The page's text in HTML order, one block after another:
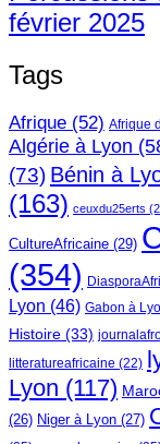
février 2025
Tags
Afrique (52) Afrique
Algérie à Lyon
(73) Bénin à
(163) ceuxdu25erts
CultureAfricaine (29)
(354)
Lyon (46) Gabon à
Histoire (33)
litteratureafricaine (22)
Lyon (117)
(26) Niger à Lyon (27)